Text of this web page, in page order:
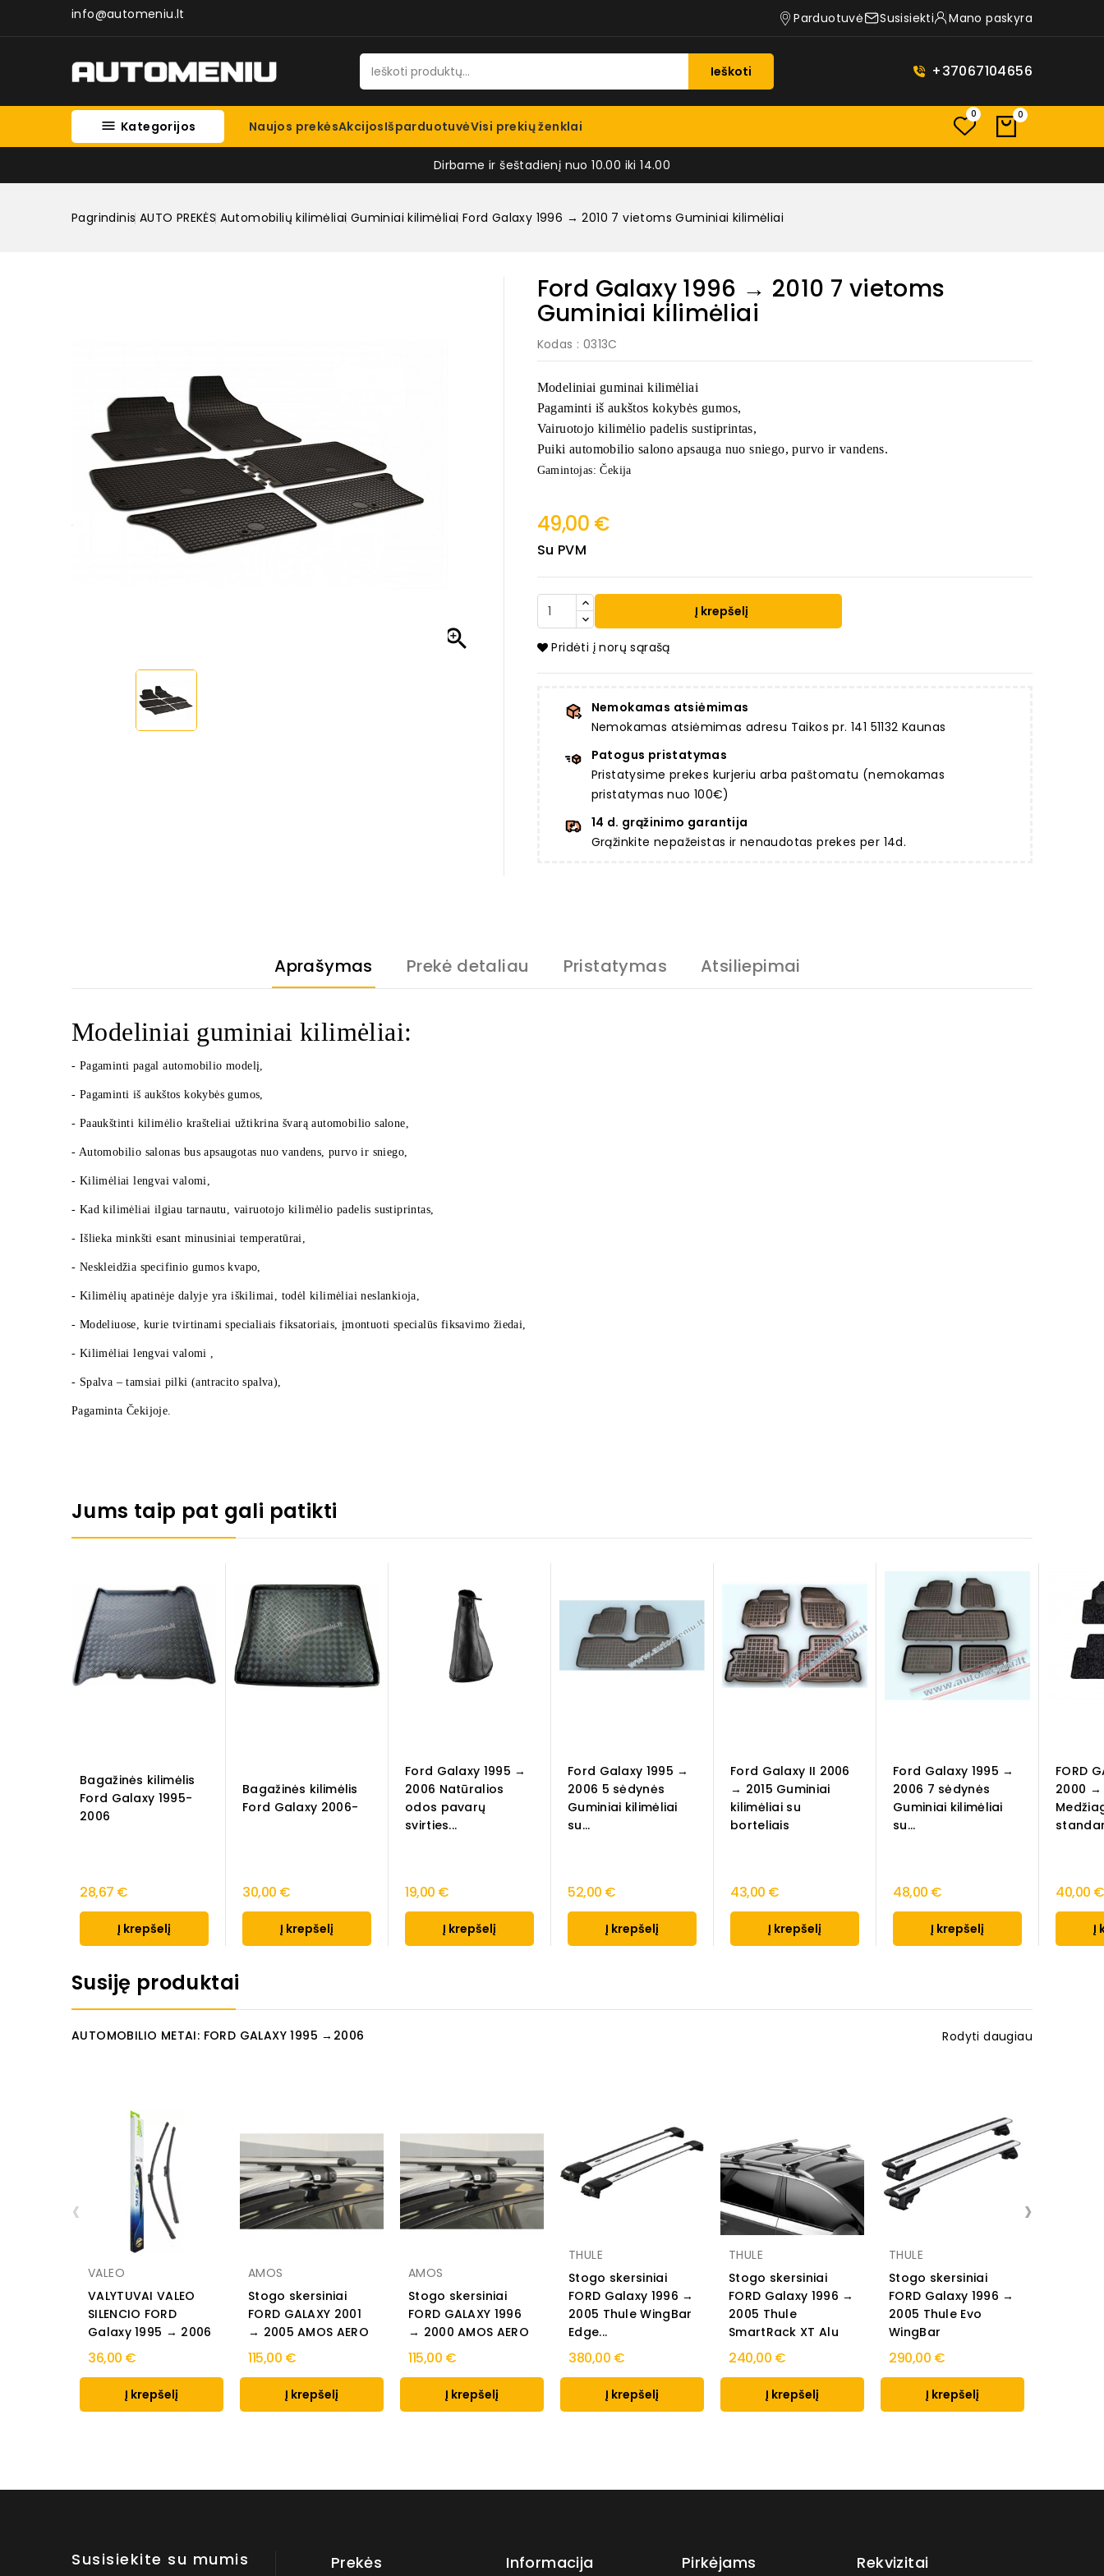
info@automeniu.lt Parduotuvė Susisiekti Mano paskyra
Ieškoti +37067104656
 Kategorijos Naujos prekėsAkcijosIšparduotuvėVisi prekių ženklai
0 0
Dirbame ir šeštadienį nuo 10.00 iki 14.00
Pagrindinis AUTO PREKĖS Automobilių kilimėliai Guminiai kilimėliai Ford Galaxy 1996 → 2010 7 vietoms Guminiai kilimėliai

Ford Galaxy 1996 → 2010 7 vietoms
Guminiai kilimėliai
Kodas : 0313C
Modeliniai guminai kilimėliai
Pagaminti iš aukštos kokybės gumos,
Vairuotojo kilimėlio padelis sustiprintas,
Puiki automobilio salono apsauga nuo sniego, purvo ir vandens.
Gamintojas: Čekija
49,00 €
Su PVM
Į krepšelį
Pridėti į norų sąrašą
Nemokamas atsiėmimas
Nemokamas atsiėmimas adresu Taikos pr. 141 51132 Kaunas
Patogus pristatymas
Pristatysime prekes kurjeriu arba paštomatu (nemokamas
pristatymas nuo 100€)
14 d. grąžinimo garantija
Grąžinkite nepažeistas ir nenaudotas prekes per 14d.
Aprašymas Prekė detaliau Pristatymas Atsiliepimai
Modeliniai guminiai kilimėliai:
- Pagaminti pagal automobilio modelį,
- Pagaminti iš aukštos kokybės gumos,
- Paaukštinti kilimėlio krašteliai užtikrina švarą automobilio salone,
- Automobilio salonas bus apsaugotas nuo vandens, purvo ir sniego,
- Kilimėliai lengvai valomi,
- Kad kilimėliai ilgiau tarnautu, vairuotojo kilimėlio padelis sustiprintas,
- Išlieka minkšti esant minusiniai temperatūrai,
- Neskleidžia specifinio gumos kvapo,
- Kilimėlių apatinėje dalyje yra iškilimai, todėl kilimėliai neslankioja,
- Modeliuose, kurie tvirtinami specialiais fiksatoriais, įmontuoti specialūs fiksavimo žiedai,
- Kilimėliai lengvai valomi ,
- Spalva – tamsiai pilki (antracito spalva),
Pagaminta Čekijoje.
Jums taip pat gali patikti
Bagažinės kilimėlis
Ford Galaxy 1995-
2006
28,67 €
Į krepšelį
Bagažinės kilimėlis
Ford Galaxy 2006-
30,00 €
Į krepšelį
Ford Galaxy 1995 →
2006 Natūralios
odos pavarų
svirties...
19,00 €
Į krepšelį
Ford Galaxy 1995 →
2006 5 sėdynės
Guminiai kilimėliai
su...
52,00 €
Į krepšelį
Ford Galaxy II 2006
→ 2015 Guminiai
kilimėliai su
borteliais
43,00 €
Į krepšelį
Ford Galaxy 1995 →
2006 7 sėdynės
Guminiai kilimėliai
su...
48,00 €
Į krepšelį
FORD
2000 →
40,00 €
Į
Susiję produktai
AUTOMOBILIO METAI: FORD GALAXY 1995 →2006 Rodyti daugiau
VALEO
VALYTUVAI VALEO
SILENCIO FORD
Galaxy 1995 → 2006
36,00 €
Į krepšelį
AMOS
Stogo skersiniai
FORD GALAXY 2001
→ 2005 AMOS AERO
115,00 €
Į krepšelį
AMOS
Stogo skersiniai
FORD GALAXY 1996
→ 2000 AMOS AERO
115,00 €
Į krepšelį
THULE
Stogo skersiniai
FORD Galaxy 1996 →
2005 Thule WingBar
Edge...
380,00 €
Į krepšelį
THULE
Stogo skersiniai
FORD Galaxy 1996 →
2005 Thule
SmartRack XT Alu
240,00 €
Į krepšelį
THULE
Stogo skersiniai
FORD Galaxy 1996 →
2005 Thule Evo
WingBar
290,00 €
Į krepšelį
‹ ›
Susisiekite su mumis Prekės Informacija Pirkėjams Rekvizitai